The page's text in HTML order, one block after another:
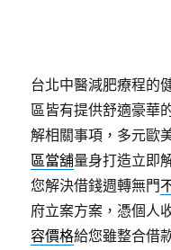
台北中醫減肥療程的
區皆有提供舒適豪華
解相關事項，多元歐
區當舖量身打造立即
您解決借錢週轉無門
府立案方案，憑個人
容價格給您雖整合借